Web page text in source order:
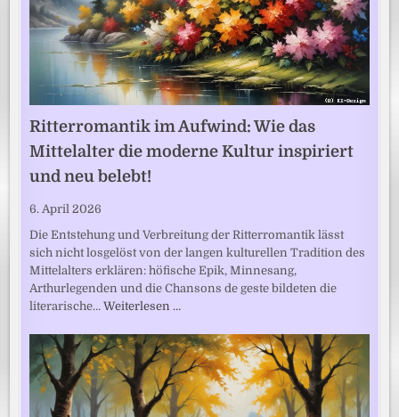
Ritterromantik im Aufwind: Wie das
Mittelalter die moderne Kultur inspiriert
und neu belebt!
6. April 2026
Die Entstehung und Verbreitung der Ritterromantik lässt
sich nicht losgelöst von der langen kulturellen Tradition des
Mittelalters erklären: höfische Epik, Minnesang,
Arthurlegenden und die Chansons de geste bildeten die
literarische…Weiterlesen …